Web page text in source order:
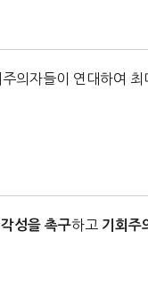
의자들이 연대하여
성을 촉구하고 기회주